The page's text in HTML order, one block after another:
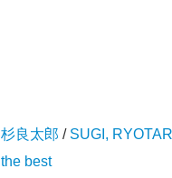
杉良太郎 / SUGI,
the best